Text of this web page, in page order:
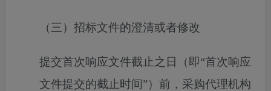
（三）招标文件的澄清或者修改
提交首次响应文件截止之日（即“首次响应
文件提交的截止时间”）前，采购代理机构